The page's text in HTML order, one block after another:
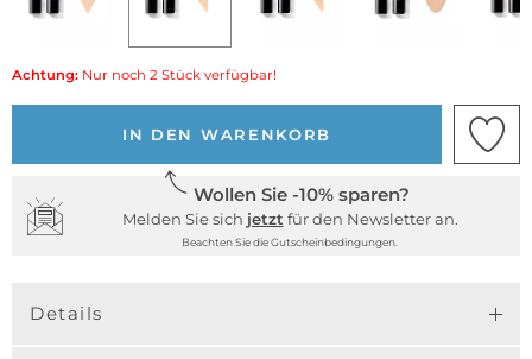
Achtung: Nur noch 2 Stück verfügbar!
IN DEN WARENKORB
Wollen Sie -10% sparen?
Melden Sie sich jetzt für den Newsletter an.
Beachten Sie die Gutscheinbedingungen.
Details